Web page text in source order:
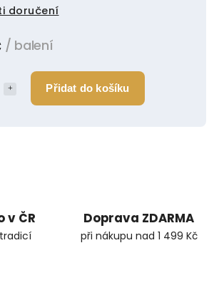
/ balení
Přidat do košíku
doručení
v ČR Doprava ZDARMA
při nákupu nad 1 499 Kč